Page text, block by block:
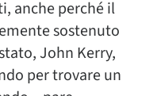
anche perché il
sostenuto
John Kerry,
per trovare un